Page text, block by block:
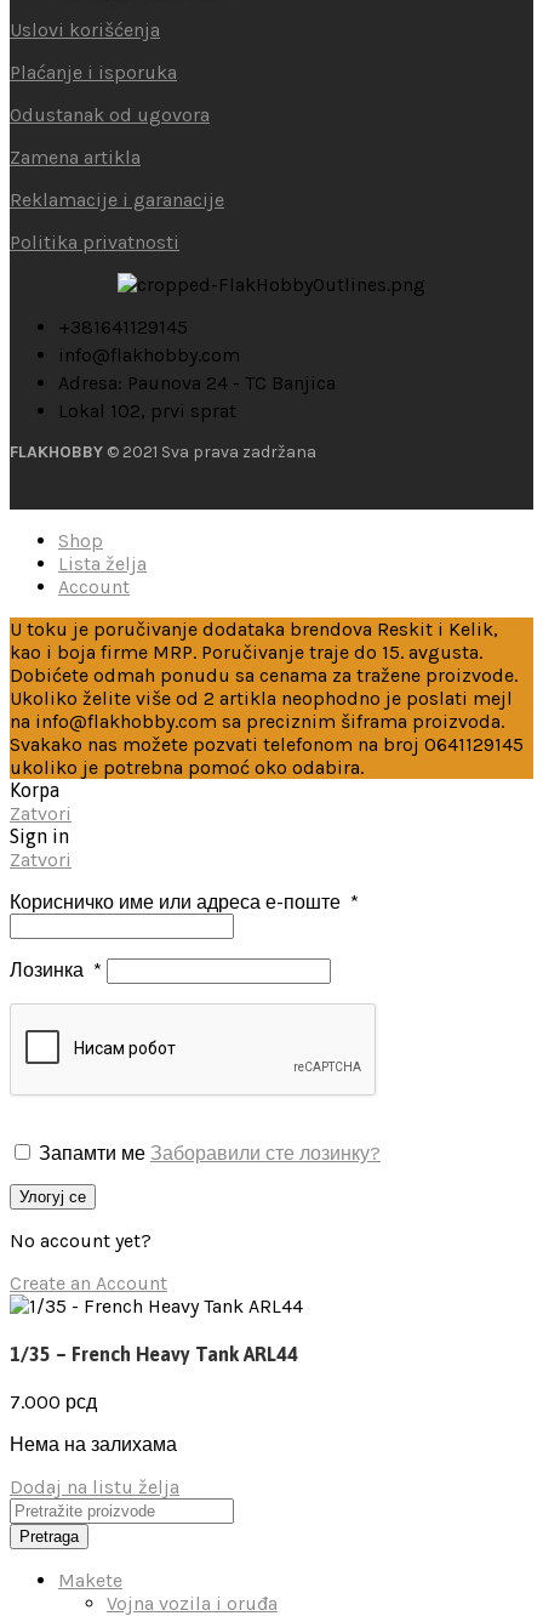
Uslovi korišćenja
Plaćanje i isporuka
Odustanak od ugovora
Zamena artikla
Reklamacije i garanacije
Politika privatnosti
+381641129145
info@flakhobby.com
Adresa: Paunova 24 - TC Banjica
Lokal 102, prvi sprat
FLAKHOBBY © 2021 Sva prava zadržana
Shop
Lista želja
Account
U toku je poručivanje dodataka brendova Reskit i Kelik,
kao i boja firme MRP. Poručivanje traje do 15. avgusta.
Dobićete odmah ponudu sa cenama za tražene proizvode.
Ukoliko želite više od 2 artikla neophodno je poslati mejl
na info@flakhobby.com sa preciznim šiframa proizvoda.
Svakako nas možete pozvati telefonom na broj 0641129145
ukoliko je potrebna pomoć oko odabira.
Korpa
Zatvori
Sign in
Zatvori
Корисничко име или адреса е-поште *
Лозинка *
Запамти ме Заборавили сте лозинку?
Улогуј се
No account yet?
Create an Account
1/35 – French Heavy Tank ARL44
7.000 рсд
Нема на залихама
Dodaj na listu želja
Pretraga
Makete
Vojna vozila i oruđa